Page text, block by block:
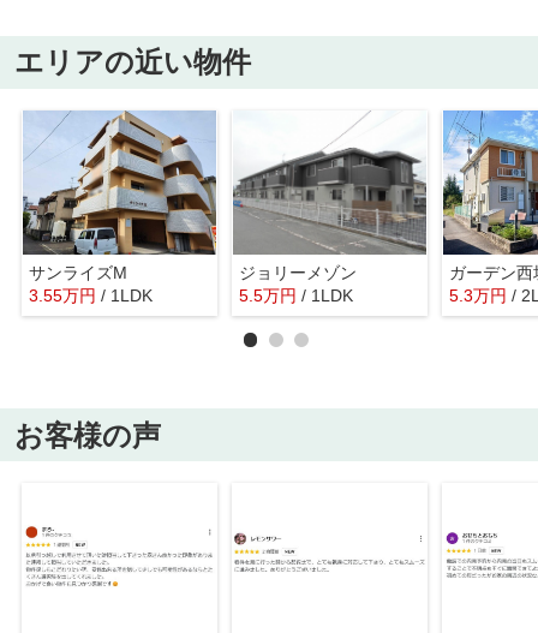
エリアの近い物件
サンライズM
3.55万円 / 1LDK
ジョリーメゾン
5.5万円 / 1LDK
ガーデン西
5.3万円 /
お客様の声